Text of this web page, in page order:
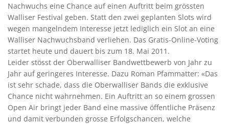
Nachwuchs eine Chance auf einen Auftritt beim grössten
Walliser Festival geben. Statt den zwei geplanten Slots wird
wegen mangelndem Interesse jetzt lediglich ein Slot an eine
Walliser Nachwuchsband verliehen. Das Gratis-Online-Voting
startet heute und dauert bis zum 18. Mai 2011.
Leider stösst der Oberwalliser Bandwettbewerb von Jahr zu
Jahr auf geringeres Interesse. Dazu Roman Pfammatter: «Das
ist sehr schade, dass die Oberwalliser Bands die exklusive
Chance nicht wahrnehmen. Ein Auftritt an so einem grossen
Open Air bringt jeder Band eine massive öffentliche Präsenz
und damit verbunden grosse Erfolgschancen, welche